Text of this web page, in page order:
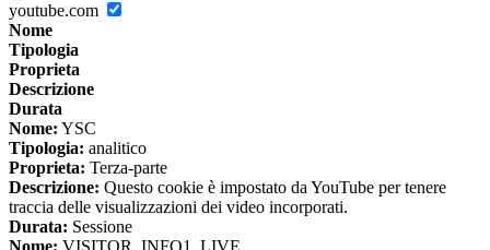
youtube.com
Nome
Tipologia
Proprieta
Descrizione
Durata
Nome: YSC
Tipologia: analitico
Proprieta: Terza-parte
Descrizione: Questo cookie è impostato da YouTube per tenere
traccia delle visualizzazioni dei video incorporati.
Durata: Sessione